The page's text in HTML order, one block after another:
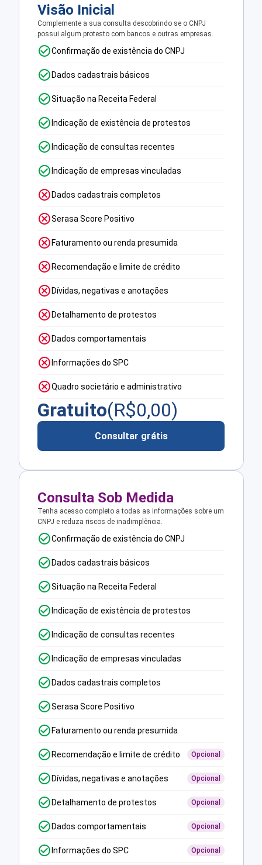
Visão Inicial
Complemente a sua consulta descobrindo se o CNPJ
possui algum protesto com bancos e outras empresas.
Confirmação de existência do CNPJ
Dados cadastrais básicos
Situação na Receita Federal
Indicação de existência de protestos
Indicação de consultas recentes
Indicação de empresas vinculadas
Dados cadastrais completos
Serasa Score Positivo
Faturamento ou renda presumida
Recomendação e limite de crédito
Dívidas, negativas e anotações
Detalhamento de protestos
Dados comportamentais
Informações do SPC
Quadro societário e administrativo
Gratuito(R$0,00)
Consultar grátis
Consulta Sob Medida
Tenha acesso completo a todas as informações sobre um
CNPJ e reduza riscos de inadimplência.
Confirmação de existência do CNPJ
Dados cadastrais básicos
Situação na Receita Federal
Indicação de existência de protestos
Indicação de consultas recentes
Indicação de empresas vinculadas
Dados cadastrais completos
Serasa Score Positivo
Faturamento ou renda presumida
Recomendação e limite de crédito Opcional
Dívidas, negativas e anotações Opcional
Detalhamento de protestos Opcional
Dados comportamentais Opcional
Informações do SPC Opcional